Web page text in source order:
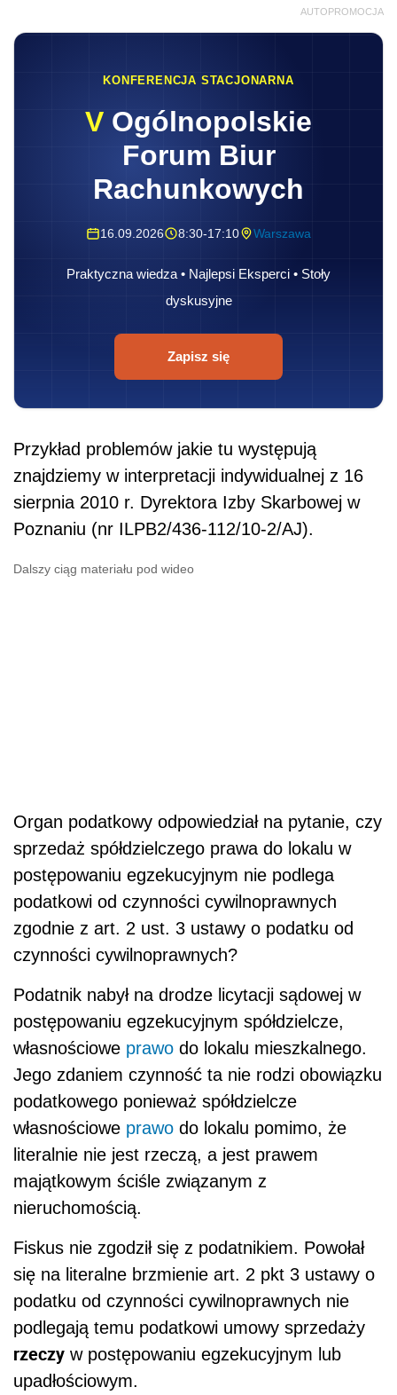
AUTOPROMOCJA
KONFERENCJA STACJONARNA
V Ogólnopolskie
Forum Biur
Rachunkowych
16.09.2026 8:30-17:10 Warszawa
Praktyczna wiedza • Najlepsi Eksperci • Stoły
dyskusyjne
Zapisz się
Przykład problemów jakie tu występują
znajdziemy w interpretacji indywidualnej z 16
sierpnia 2010 r. Dyrektora Izby Skarbowej w
Poznaniu (nr ILPB2/436-112/10-2/AJ).
Dalszy ciąg materiału pod wideo
Organ podatkowy odpowiedział na pytanie, czy
sprzedaż spółdzielczego prawa do lokalu w
postępowaniu egzekucyjnym nie podlega
podatkowi od czynności cywilnoprawnych
zgodnie z art. 2 ust. 3 ustawy o podatku od
czynności cywilnoprawnych?
Podatnik nabył na drodze licytacji sądowej w
postępowaniu egzekucyjnym spółdzielcze,
własnościowe prawo do lokalu mieszkalnego.
Jego zdaniem czynność ta nie rodzi obowiązku
podatkowego ponieważ spółdzielcze
własnościowe prawo do lokalu pomimo, że
literalnie nie jest rzeczą, a jest prawem
majątkowym ściśle związanym z
nieruchomością.
Fiskus nie zgodził się z podatnikiem. Powołał
się na literalne brzmienie art. 2 pkt 3 ustawy o
podatku od czynności cywilnoprawnych nie
podlegają temu podatkowi umowy sprzedaży
rzeczy w postępowaniu egzekucyjnym lub
upadłościowym.